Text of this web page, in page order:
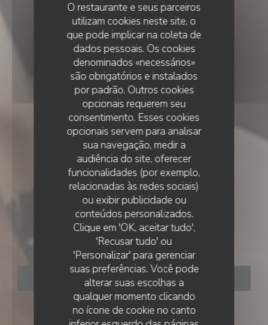
O restaurante e seus parceiros
utilizam cookies neste site, o
que pode implicar na coleta de
dados pessoais. Os cookies
denominados «necessários»
são obrigatórios e instalados
por padrão. Outros cookies
opcionais requerem seu
consentimento. Esses cookies
opcionais servem para analisar
sua navegação, medir a
audiência do site, oferecer
funcionalidades (por exemplo,
relacionadas às redes sociais)
ou exibir publicidade ou
conteúdos personalizados.
Clique em 'OK, aceitar tudo',
'Recusar tudo' ou
'Personalizar' para gerenciar
suas preferências. Você pode
alterar suas escolhas a
qualquer momento clicando
no ícone de cookie no canto
• MARCQ-EN-BARŒUL
Casa Mazita
RESERVAR UMA MESA